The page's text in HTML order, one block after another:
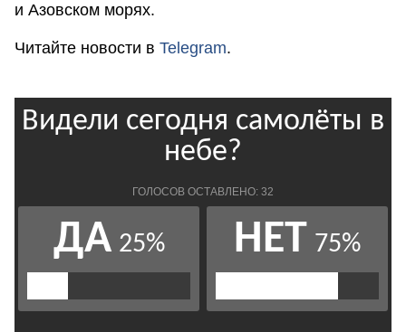
и Азовском морях.
Читайте новости в Telegram.